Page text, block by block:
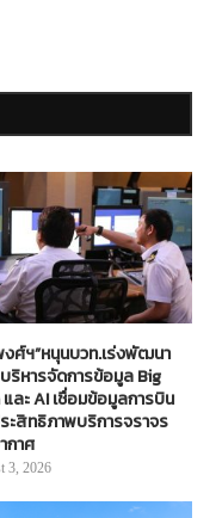
ศ์ฯ”หนุนบวท.เร่งพัฒนา
ริหารจัดการข้อมูล Big
ละ AI เชื่อมข้อมูลการบิน
ะสิทธิภาพบริการจราจร
กาศ
3, 2026